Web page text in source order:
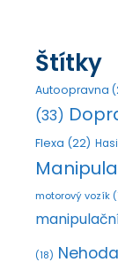
Štítky
Autoopravna
(33)
Flexa (22)
motorový vozík
(18) Nehoda